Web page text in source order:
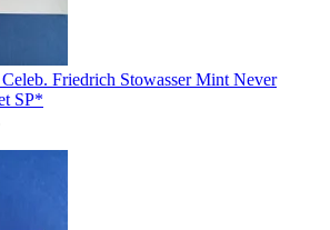
Friedrich Stowasser Mint Never
SP*